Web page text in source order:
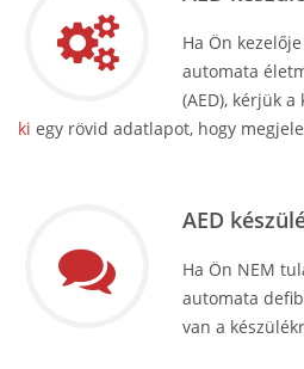
Ha Ön
automata
(AED), kérjük
ki egy rövid adatlapot, hogy
AED
Ha Ön NEM
automata
van a